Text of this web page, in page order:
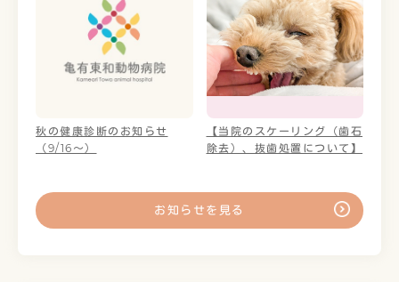
秋の健康診断のお知らせ
（9/16～）
【当院のスケーリング（歯石
除去）、抜歯処置について】
お知らせを見る